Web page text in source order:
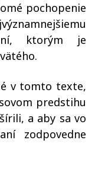
pochopenie
ktorým je
v tomto texte,
predstihu
a aby sa vo
zodpovedne